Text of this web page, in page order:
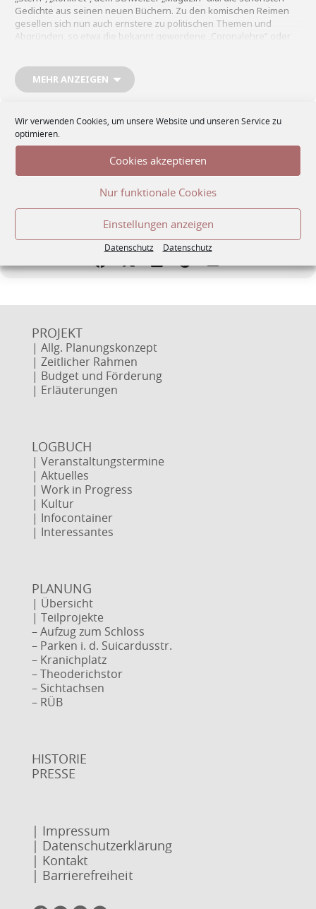
Wir verwenden Cookies, um unsere Website und unseren Service zu
optimieren.
Cookies akzeptieren
Nur funktionale Cookies
Einstellungen anzeigen
Datenschutz Datenschutz
Gedichte aus seinen neuen Büchern. Zu den komischen Reimen
gesellen sich nun auch ernstere zu politischen Themen und
Abgründen, so etwa die bekannt gewordene „Coronalehre“ oder
interpretieren, nur lesen oder zuhören, und wenn Sie nicht
vollkommen blöd sind, verstehen Sie alles sofort und können
„Ich bin ein Gsellianer“ (Roger Willemsen)
„Längst ist er kein Gsella mehr, schon seit langem darf er sich
„Deutschlands komischer Lyriker Nr. 1“ (Westdeutscher Rundfunk)
„Den find ich schon lange klasse“ (Elke Heidenreich)
MEHR ANZEIGEN
Zeit
16:30 (GMT+02:00)
CALENDAR GOOGLECAL
PROJEKT
| Allg. Planungskonzept
| Zeitlicher Rahmen
| Budget und Förderung
| Erläuterungen
LOGBUCH
| Veranstaltungstermine
| Aktuelles
| Work in Progress
| Kultur
| Infocontainer
| Interessantes
PLANUNG
| Übersicht
| Teilprojekte
– Aufzug zum Schloss
– Parken i. d. Suicardusstr.
– Kranichplatz
– Theoderichstor
– Sichtachsen
– RÜB
HISTORIE
PRESSE
| Impressum
| Datenschutzerklärung
| Kontakt
| Barrierefreiheit